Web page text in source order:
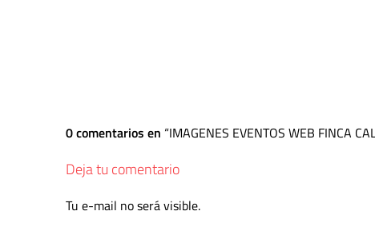
0 comentarios en IMAGENES EVENTOS WEB FINCA
Deja tu comentario
Tu e-mail no será visible.